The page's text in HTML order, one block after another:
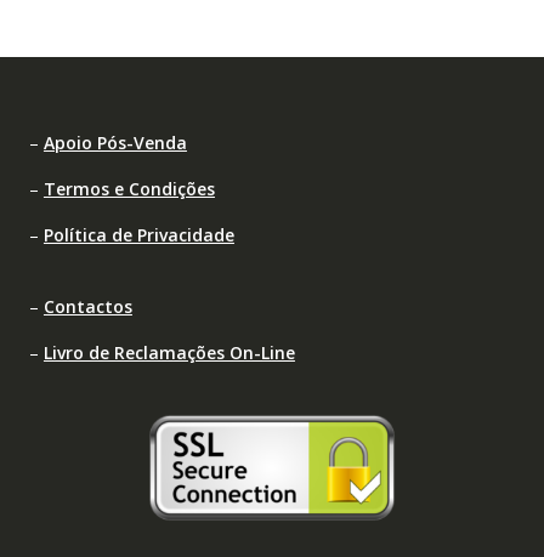
– Apoio Pós-Venda
– Termos e Condições
– Política de Privacidade
– Contactos
– Livro de Reclamações On-Line